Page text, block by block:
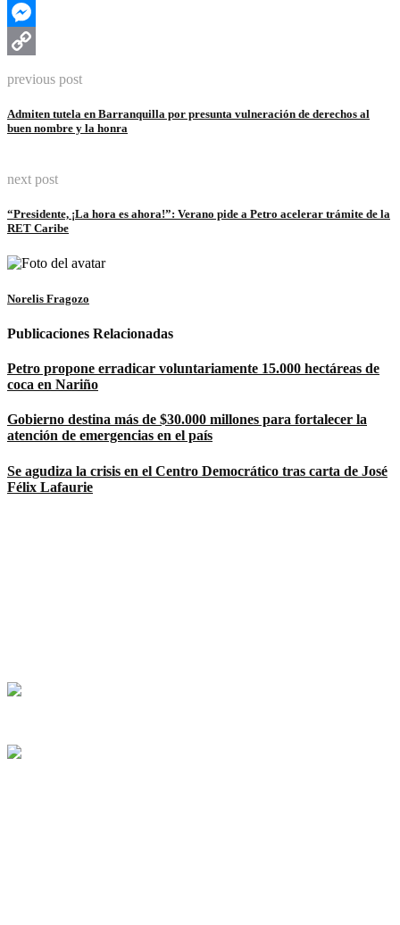
Telegram
Messenger
previous post
Admiten tutela en Barranquilla por presunta vulneración de derechos al
buen nombre y la honra
next post
“Presidente, ¡La hora es ahora!”: Verano pide a Petro acelerar trámite de la
RET Caribe
Norelis Fragozo
Publicaciones Relacionadas
Petro propone erradicar voluntariamente 15.000 hectáreas de
coca en Nariño
Gobierno destina más de $30.000 millones para fortalecer la
atención de emergencias en el país
Se agudiza la crisis en el Centro Democrático tras carta de José
Félix Lafaurie